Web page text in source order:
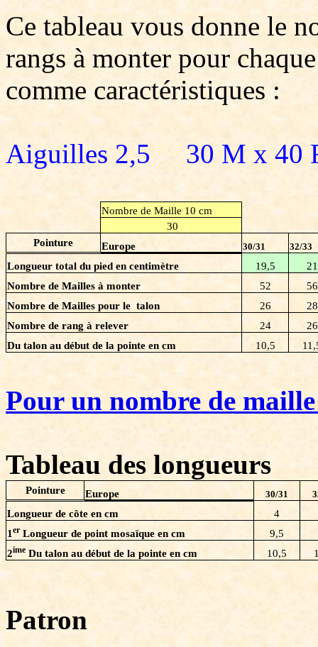
Ce tableau vous donne le
rangs à monter pour
comme caractéristiques :
Aiguilles 2,5 30 M x 40
Nombre de Maille 10 cm
30
Pointure
Europe 30/31 32/33
Longueur total du pied en centimètre 19,5
21
Nombre de Mailles à monter
52
56
Nombre de Mailles pour le talon
26
28
Nombre de rang à relever
24
26
Du talon au début de la pointe en cm
10,5
Pour un nombre de
Tableau des longueurs
Pointure Europe 30/31
Longueur de côte en cm
4
1er Longueur de point mosaïque en cm 9,5
2ime Du talon au début de la pointe en cm 10,5
Patron